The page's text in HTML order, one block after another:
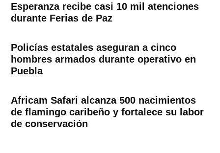
Esperanza recibe casi 10 mil atenciones
durante Ferias de Paz
Policías estatales aseguran a cinco
hombres armados durante operativo en
Puebla
Africam Safari alcanza 500 nacimientos
de flamingo caribeño y fortalece su labor
de conservación